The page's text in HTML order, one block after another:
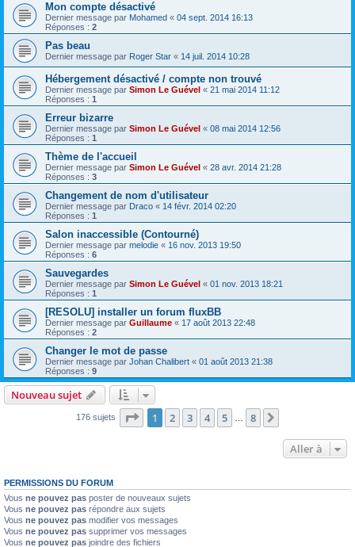
Mon compte désactivé
Dernier message par Mohamed « 04 sept. 2014 16:13
Réponses : 2
Pas beau
Dernier message par Roger Star « 14 juil. 2014 10:28
Hébergement désactivé / compte non trouvé
Dernier message par Simon Le Guével « 21 mai 2014 11:12
Réponses : 1
Erreur bizarre
Dernier message par Simon Le Guével « 08 mai 2014 12:56
Réponses : 1
Thème de l'accueil
Dernier message par Simon Le Guével « 28 avr. 2014 21:28
Réponses : 3
Changement de nom d'utilisateur
Dernier message par Draco « 14 févr. 2014 02:20
Réponses : 1
Salon inaccessible (Contourné)
Dernier message par melodie « 16 nov. 2013 19:50
Réponses : 6
Sauvegardes
Dernier message par Simon Le Guével « 01 nov. 2013 18:21
Réponses : 1
[RESOLU] installer un forum fluxBB
Dernier message par Guillaume « 17 août 2013 22:48
Réponses : 2
Changer le mot de passe
Dernier message par Johan Chalibert « 01 août 2013 21:38
Réponses : 9
Nouveau sujet
176 sujets Page 1sur8
1 2 3 4 5 8
Aller à
PERMISSIONS DU FORUM
Vous ne pouvez pas poster de nouveaux sujets
Vous ne pouvez pas répondre aux sujets
Vous ne pouvez pas modifier vos messages
Vous ne pouvez pas supprimer vos messages
Vous ne pouvez pas joindre des fichiers